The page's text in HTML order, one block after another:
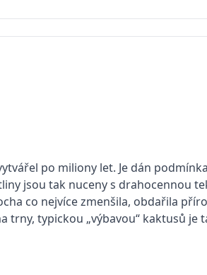
po miliony let. Je dán
jsou tak nuceny s drahocennou
co nejvíce zmenšila, obdařila
trny, typickou „výbavou“ kaktusů je